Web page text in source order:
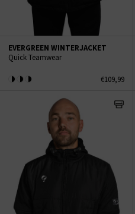
EVERGREEN WINTERJACKET
Quick Teamwear
€109,99